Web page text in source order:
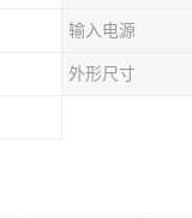
输入电源
外形尺寸